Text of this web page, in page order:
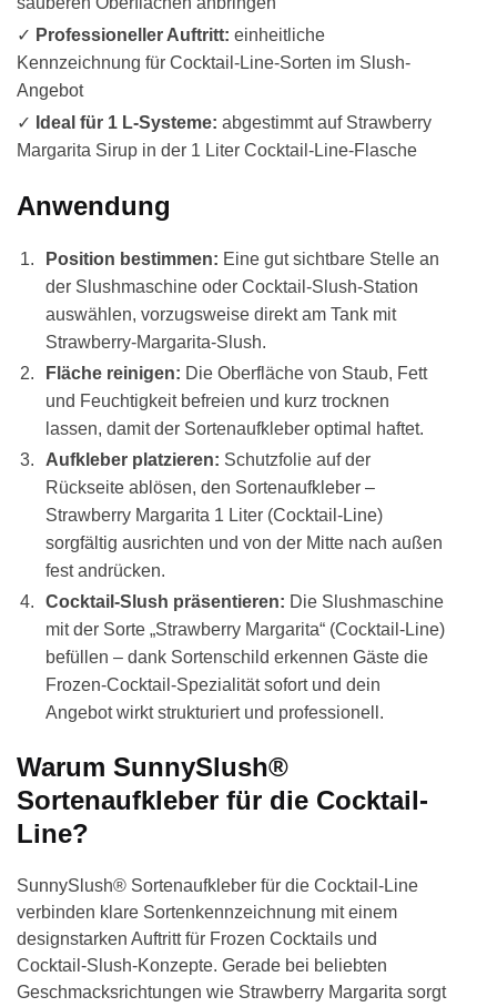
✓ Professioneller Auftritt: einheitliche
Kennzeichnung für Cocktail-Line-Sorten im Slush-
Angebot
✓ Ideal für 1 L-Systeme: abgestimmt auf Strawberry
Margarita Sirup in der 1 Liter Cocktail-Line-Flasche
Anwendung
Position bestimmen: Eine gut sichtbare Stelle an
der Slushmaschine oder Cocktail-Slush-Station
auswählen, vorzugsweise direkt am Tank mit
Strawberry-Margarita-Slush.
Fläche reinigen: Die Oberfläche von Staub, Fett
und Feuchtigkeit befreien und kurz trocknen
lassen, damit der Sortenaufkleber optimal haftet.
Aufkleber platzieren: Schutzfolie auf der
Rückseite ablösen, den Sortenaufkleber –
Strawberry Margarita 1 Liter (Cocktail-Line)
sorgfältig ausrichten und von der Mitte nach außen
fest andrücken.
Cocktail-Slush präsentieren: Die Slushmaschine
mit der Sorte „Strawberry Margarita“ (Cocktail-Line)
befüllen – dank Sortenschild erkennen Gäste die
Frozen-Cocktail-Spezialität sofort und dein
Angebot wirkt strukturiert und professionell.
Warum SunnySlush®
Sortenaufkleber für die Cocktail-
Line?
SunnySlush® Sortenaufkleber für die Cocktail-Line
verbinden klare Sortenkennzeichnung mit einem
designstarken Auftritt für Frozen Cocktails und
Cocktail-Slush-Konzepte. Gerade bei beliebten
Geschmacksrichtungen wie Strawberry Margarita sorgt